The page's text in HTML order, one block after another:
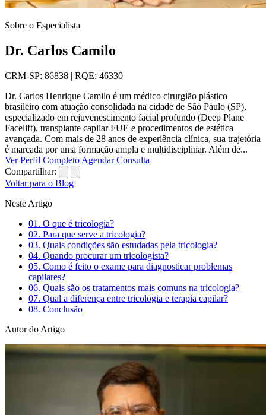
Sobre o Especialista
Dr. Carlos Camilo
CRM-SP: 86838 | RQE: 46330
Dr. Carlos Henrique Camilo é um médico cirurgião plástico
brasileiro com atuação consolidada na cidade de São Paulo (SP),
especializado em rejuvenescimento facial profundo (Deep Plane
Facelift), transplante capilar FUE e procedimentos de estética
avançada. Com mais de 28 anos de experiência clínica, sua trajetória
é marcada por uma formação ampla e multidisciplinar. Além de...
Ver Perfil Completo Agendar Consulta
Compartilhar:
Voltar para o Blog
Neste Artigo
01. O que é tricologia?
02. Para que serve a tricologia?
03. Quais condições são estudadas pela tricologia?
04. Quando procurar um tricologista?
05. Como é feito o exame para diagnosticar problemas
capilares?
06. Quais são os tratamentos mais comuns na tricologia?
07. Qual a diferença entre tricologia e terapia capilar?
08. Conclusão
Autor do Artigo